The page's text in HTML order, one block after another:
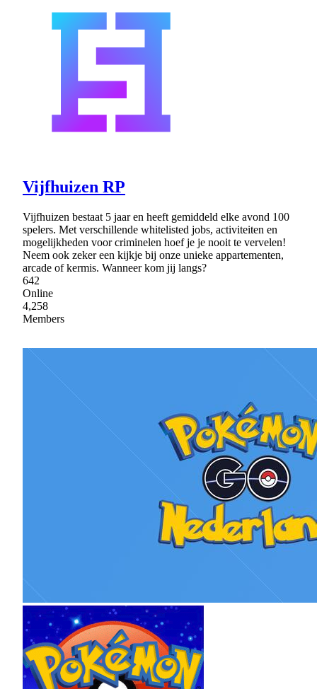
Vijfhuizen RP
Vijfhuizen bestaat 5 jaar en heeft gemiddeld elke avond 100
spelers. Met verschillende whitelisted jobs, activiteiten en
mogelijkheden voor criminelen hoef je je nooit te vervelen!
Neem ook zeker een kijkje bij onze unieke appartementen,
arcade of kermis. Wanneer kom jij langs?
642
Online
4,258
Members